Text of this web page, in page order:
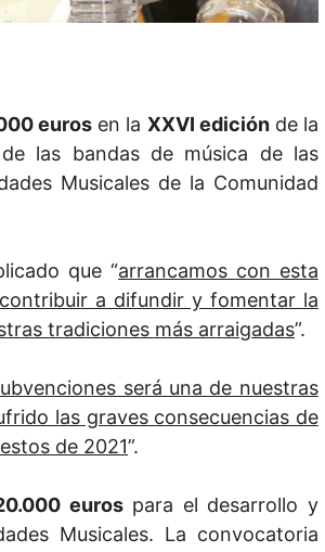
euros en la XXVI ediciónde la
las bandas de música de las
Musicales de la Comunidad
que “arrancamos con esta
a difundir y fomentar la
tradiciones más arraigadas”.
será una de nuestras
las graves consecuencias de
de 2021”.
eurospara el desarrollo y
Musicales. La convocatoria